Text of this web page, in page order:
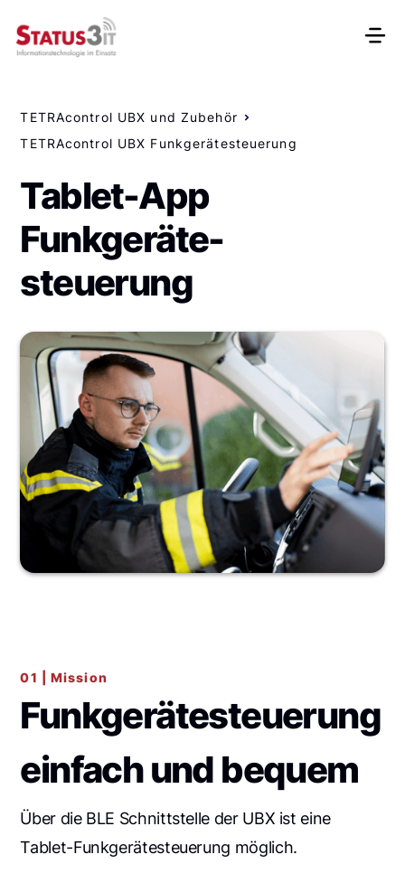
TETRAcontrol UBX und Zubehör
TETRAcontrol UBX Funkgerätesteuerung
Tablet-App
Funkgeräte-
steuerung
01 | Mission
Funkgerätesteuerung
einfach und bequem
Über die BLE Schnittstelle der UBX ist eine
Tablet-Funkgerätesteuerung möglich.